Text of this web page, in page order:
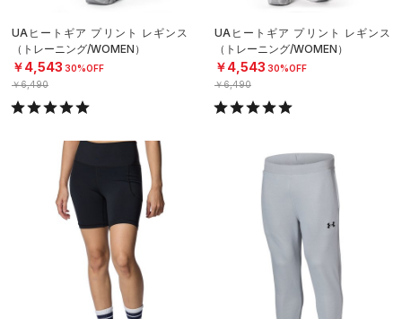
UAヒートギア プリント レギンス
（トレーニング/WOMEN）
￥4,543 30%OFF
￥6,490
UAヒートギア プリント レギンス
（トレーニング/WOMEN）
￥4,543 30%OFF
￥6,490